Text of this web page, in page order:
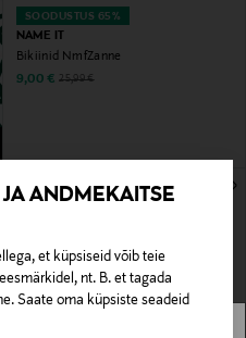
JA ANDMEKAITSE
et küpsiseid võib teie
nt. B. et tagada
Saate oma küpsiste seadeid
SOODUSTUS 65%
NAME IT
Bikiinid NmfZanne
Discounted Price
9,00 € Original Price
25,99 €